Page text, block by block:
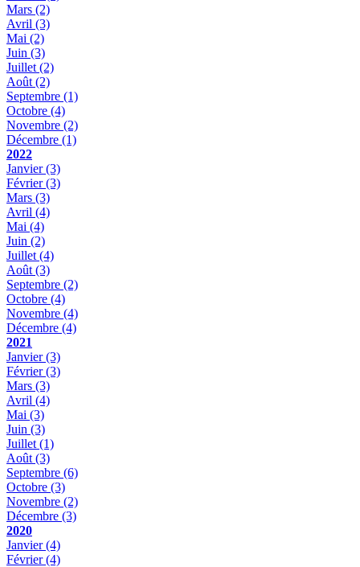
Mars (2)
Avril (3)
Mai (2)
Juin (3)
Juillet (2)
Août (2)
Septembre (1)
Octobre (4)
Novembre (2)
Décembre (1)
2022
Janvier(3)
Février(3)
Mars (3)
Avril (4)
Mai (4)
Juin (2)
Juillet (4)
Août (3)
Septembre (2)
Octobre (4)
Novembre (4)
Décembre (4)
2021
Janvier(3)
Février(3)
Mars (3)
Avril (4)
Mai (3)
Juin (3)
Juillet (1)
Août (3)
Septembre (6)
Octobre (3)
Novembre (2)
Décembre (3)
2020
Janvier(4)
Février(4)